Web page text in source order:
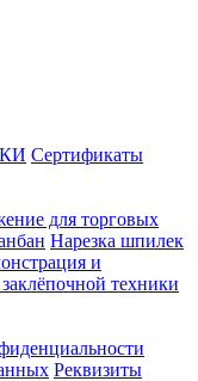
Сертификаты
для торговых
Нарезка шпилек
и
техники
Реквизиты